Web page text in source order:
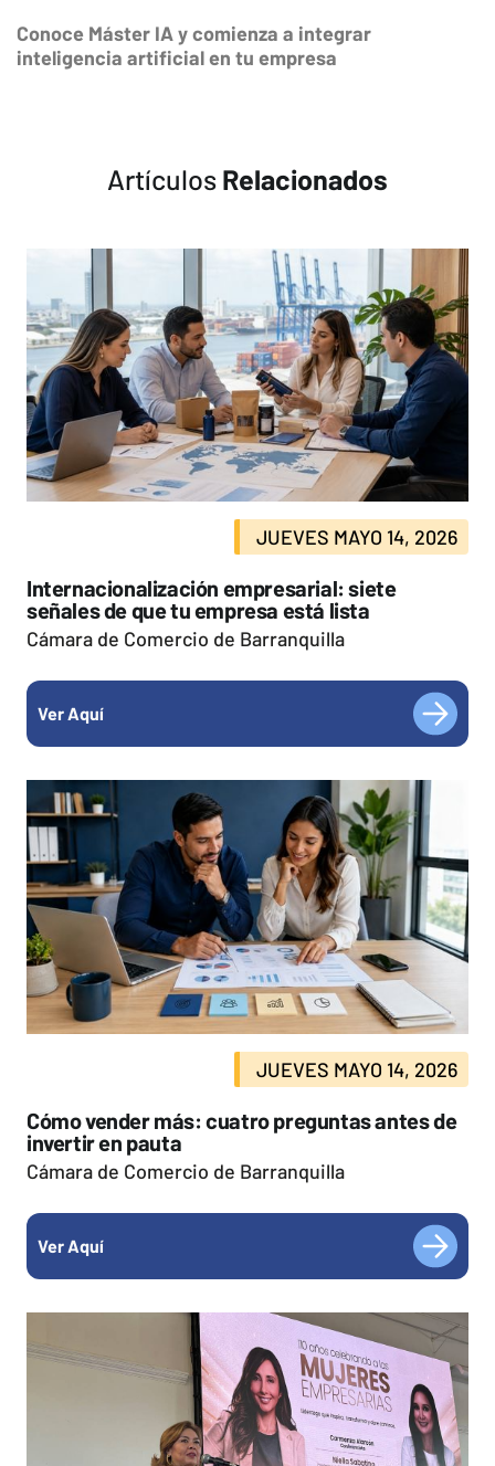
Conoce Máster IA y comienza a integrar
inteligencia artificial en tu empresa
Artículos Relacionados
JUEVES MAYO 14, 2026
Internacionalización empresarial: siete
señales de que tu empresa está lista
Cámara de Comercio de Barranquilla
Ver Aquí
JUEVES MAYO 14, 2026
Cómo vender más: cuatro preguntas antes de
invertir en pauta
Cámara de Comercio de Barranquilla
Ver Aquí